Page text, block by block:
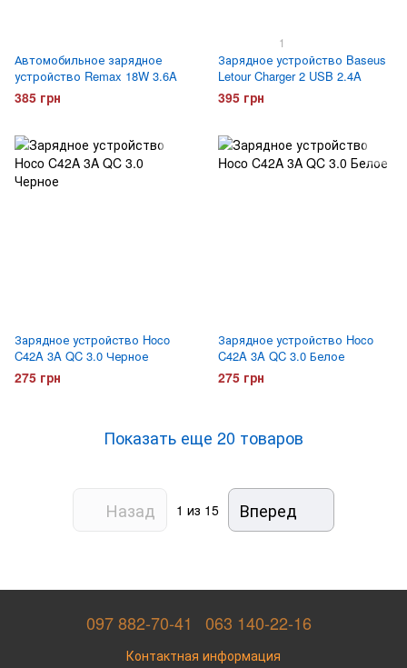
Автомобильное зарядное
устройство Remax 18W 3.6A
385 грн
1
Зарядное устройство Baseus
Letour Charger 2 USB 2.4A
395 грн
Зарядное устройство Hoco
C42A 3A QC 3.0 Черное
275 грн
Зарядное устройство Hoco
C42A 3A QC 3.0 Белое
275 грн
Показать еще 20 товаров
Назад 1 из 15 Вперед
097 882-70-41 063 140-22-16
Контактная информация